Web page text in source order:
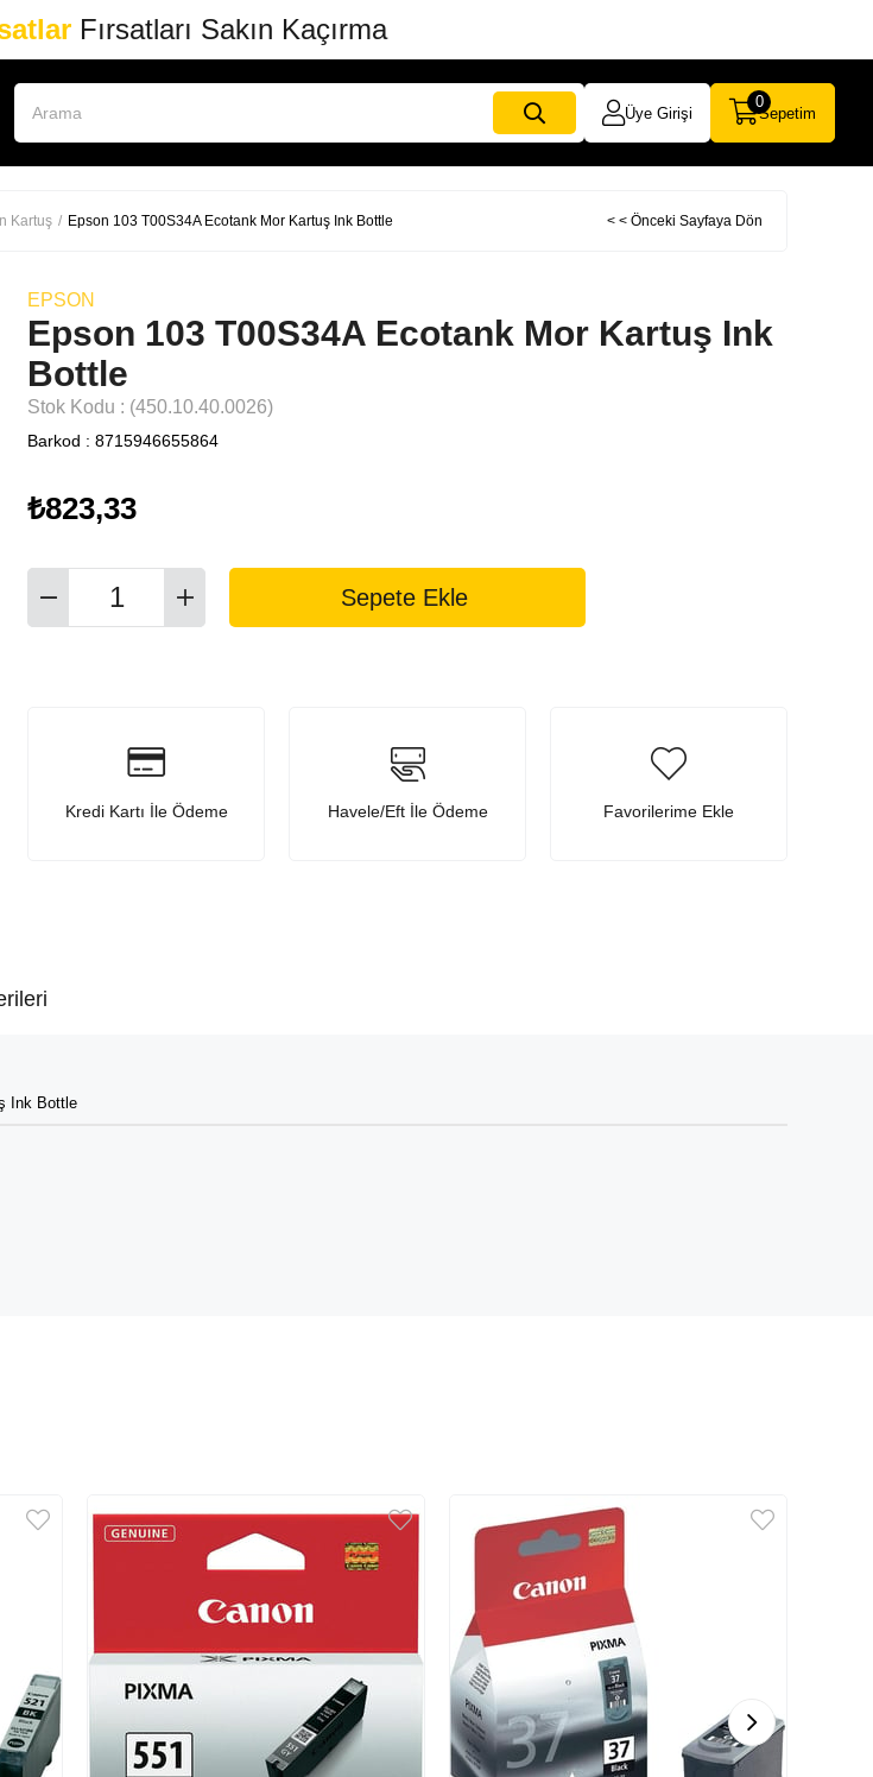
Fırsatları Sakın Kaçırma
Üye Girişi Sepetim
0
Kartuş Epson 103 T00S34A Ecotank Mor Kartuş Ink Bottle < < Önceki Sayfaya Dön
EPSON
Epson 103 T00S34A Ecotank Mor Kartuş Ink
Bottle
Stok Kodu (450.10.40.0026)
Barkod : 8715946655864
₺823,33
Kredi Kartı İle Ödeme Havele/Eft İle Ödeme Favorilerime Ekle
Ink Bottle